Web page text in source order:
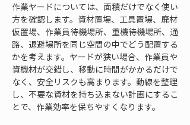
作業ヤードについては、面積だけでなく使い
方を確認します。資材置場、工具置場、廃材
仮置場、作業員待機場所、重機待機場所、通
路、退避場所を同じ空間の中でどう配置する
かを考えます。ヤードが狭い場合、作業員や
資機材が交錯し、移動に時間がかかるだけで
なく、安全リスクも高まります。動線を整理
し、不要な資材を持ち込まない計画にするこ
とで、作業効率を保ちやすくなります。